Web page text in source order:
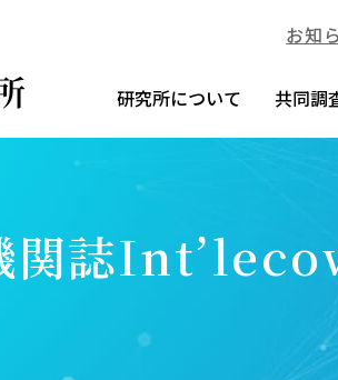
お知
研究所について 共同調
関誌